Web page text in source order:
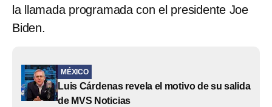
la llamada programada con el presidente Joe
Biden.
MÉXICO
Luis Cárdenas revela el motivo de su salida
de MVS Noticias